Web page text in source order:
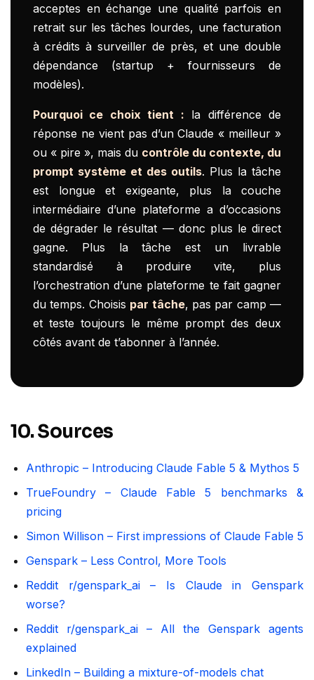
acceptes en échange une qualité parfois en
retrait sur les tâches lourdes, une facturation
à crédits à surveiller de près, et une double
dépendance (startup + fournisseurs de
modèles).
Pourquoi ce choix tient : la différence de
réponse ne vient pas d’un Claude « meilleur »
ou « pire », mais du contrôle du contexte, du
prompt système et des outils. Plus la tâche
est longue et exigeante, plus la couche
intermédiaire d’une plateforme a d’occasions
de dégrader le résultat — donc plus le direct
gagne. Plus la tâche est un livrable
standardisé à produire vite, plus
l’orchestration d’une plateforme te fait gagner
du temps. Choisis par tâche, pas par camp —
et teste toujours le même prompt des deux
côtés avant de t’abonner à l’année.
10. Sources
Anthropic – Introducing Claude Fable 5 & Mythos 5
TrueFoundry – Claude Fable 5 benchmarks &
pricing
Simon Willison – First impressions of Claude Fable 5
Genspark – Less Control, More Tools
Reddit r/genspark_ai – Is Claude in Genspark
worse?
Reddit r/genspark_ai – All the Genspark agents
explained
LinkedIn – Building a mixture-of-models chat